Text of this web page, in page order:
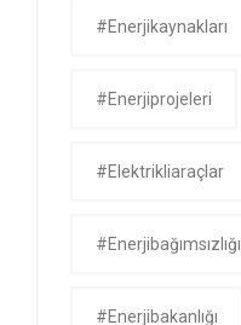
#enerjikaynakları
#enerjiprojeleri
#elektrikliaraçlar
#enerjibağımsızlığı
#enerjibakanlığı